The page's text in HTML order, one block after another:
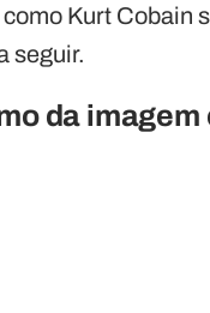
Kurt Cobain
seguir.
da imagem